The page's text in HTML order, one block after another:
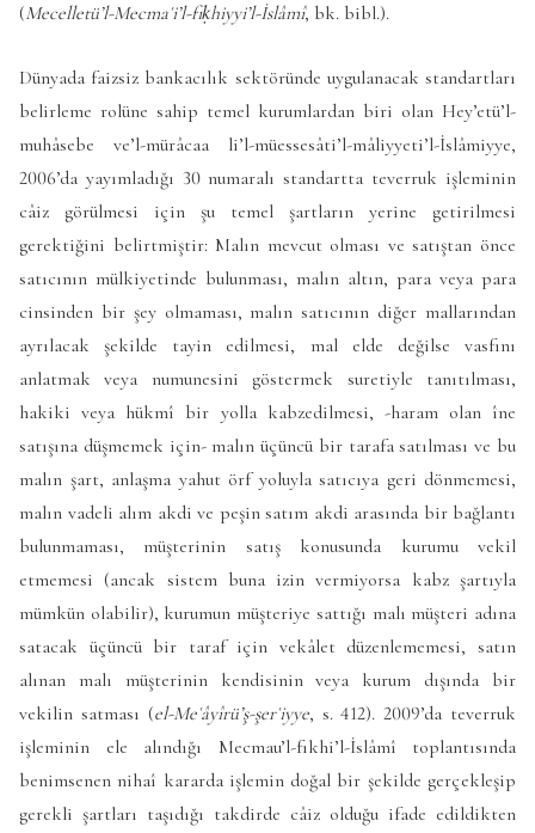
(Mecelletü’l-Mecmaʿi’l-fıḳhiyyi’l-İslâmî, bk. bibl.).
Dünyada faizsiz bankacılık sektöründe uygulanacak standartları
belirleme rolüne sahip temel kurumlardan biri olan Hey’etü’l-
muhâsebe ve’l-mürâcaa li’l-müessesâti’l-mâliyyeti’l-İslâmiyye,
2006’da yayımladığı 30 numaralı standartta teverruk işleminin
câiz görülmesi için şu temel şartların yerine getirilmesi
gerektiğini belirtmiştir: Malın mevcut olması ve satıştan önce
satıcının mülkiyetinde bulunması, malın altın, para veya para
cinsinden bir şey olmaması, malın satıcının diğer mallarından
ayrılacak şekilde tayin edilmesi, mal elde değilse vasfını
anlatmak veya numunesini göstermek suretiyle tanıtılması,
hakiki veya hükmî bir yolla kabzedilmesi, -haram olan îne
satışına düşmemek için- malın üçüncü bir tarafa satılması ve bu
malın şart, anlaşma yahut örf yoluyla satıcıya geri dönmemesi,
malın vadeli alım akdi ve peşin satım akdi arasında bir bağlantı
bulunmaması, müşterinin satış konusunda kurumu vekil
etmemesi (ancak sistem buna izin vermiyorsa kabz şartıyla
mümkün olabilir), kurumun müşteriye sattığı malı müşteri adına
satacak üçüncü bir taraf için vekâlet düzenlememesi, satın
alınan malı müşterinin kendisinin veya kurum dışında bir
vekilin satması (el-Meʿâyîrü’ş-şerʿiyye, s. 412). 2009’da teverruk
işleminin ele alındığı Mecmau’l-fıkhi’l-İslâmî toplantısında
benimsenen nihaî kararda işlemin doğal bir şekilde gerçekleşip
gerekli şartları taşıdığı takdirde câiz olduğu ifade edildikten